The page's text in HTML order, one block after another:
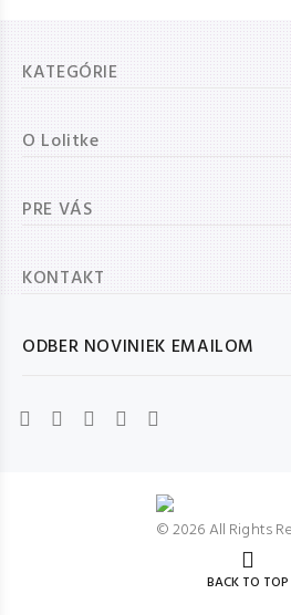
ODBER NOVINIEK EMAILOM
KATEGÓRIE
O Lolitke
PRE VÁS
KONTAKT
© 2026 All Rights
BACK TO TOP